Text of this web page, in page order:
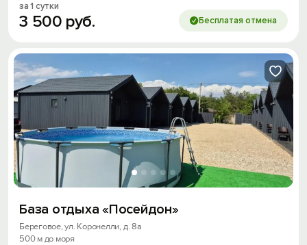
за 1 сутки
3 500 руб. Бесплатая отмена
База отдыха «Посейдон»
Береговое, ул. Коронелли, д. 8а
500 м до моря